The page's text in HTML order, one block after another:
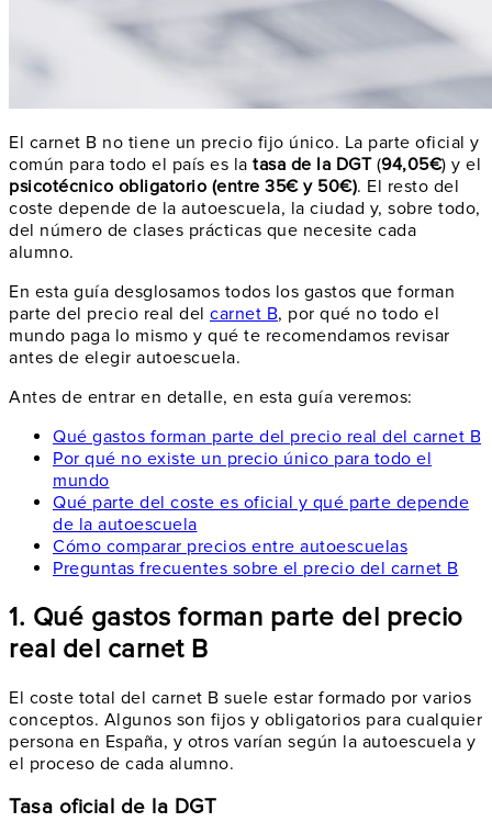
El carnet B no tiene un precio fijo único. La parte oficial y
común para todo el país es la tasa de la DGT(94,05€) y el
psicotécnico obligatorio (entre 35€ y 50€). El resto del
coste depende de la autoescuela, la ciudad y, sobre todo,
del número de clases prácticas que necesite cada
alumno.
En esta guía desglosamos todos los gastos que forman
parte del precio real del carnet B, por qué no todo el
mundo paga lo mismo y qué te recomendamos revisar
antes de elegir autoescuela.
Antes de entrar en detalle, en esta guía veremos:
Qué gastos forman parte del precio real del carnet B
Por qué no existe un precio único para todo el
mundo
Qué parte del coste es oficial y qué parte depende
de la autoescuela
Cómo comparar precios entre autoescuelas
Preguntas frecuentes sobre el precio del carnet B
1. Qué gastos forman parte del precio
real del carnet B
El coste total del carnet B suele estar formado por varios
conceptos. Algunos son fijos y obligatorios para cualquier
persona en España, y otros varían según la autoescuela y
el proceso de cada alumno.
Tasa oficial de la DGT